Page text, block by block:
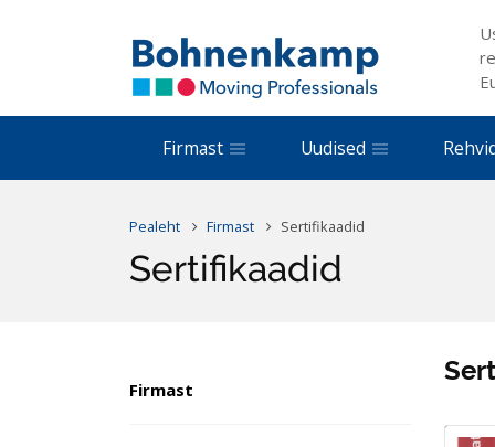
Firmast Uudised
Pealeht Firmast Sertifikaadid
Sertifikaadid
Firmast